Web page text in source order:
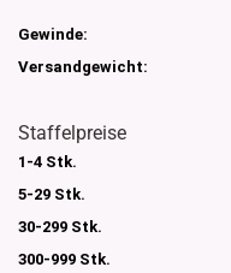
Gewinde:
Versandgewicht:
Staffelpreise
1-4 Stk.
5-29 Stk.
30-299 Stk.
300-999 Stk.